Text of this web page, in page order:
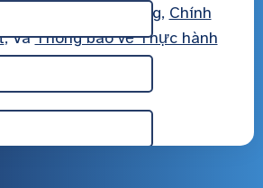
Điều khoản sử dụng, Chính
, VàThông báo về Thực hành
Bảo mật